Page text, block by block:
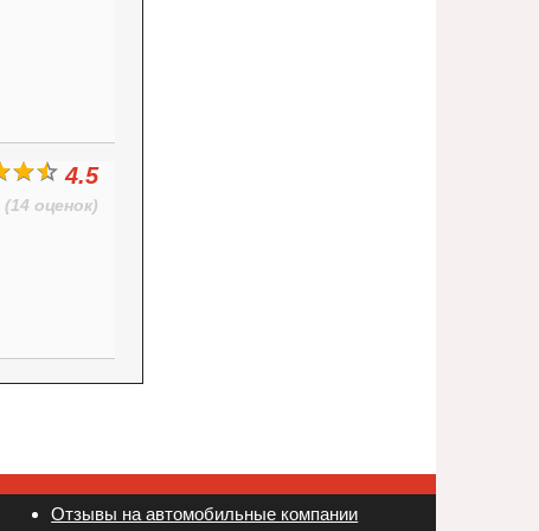
4.5
(14 оценок)
Отзывы на автомобильные компании